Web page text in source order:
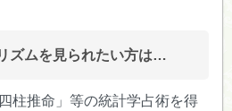
ズムを見られたい方は…
柱推命」等の統計学占術を得